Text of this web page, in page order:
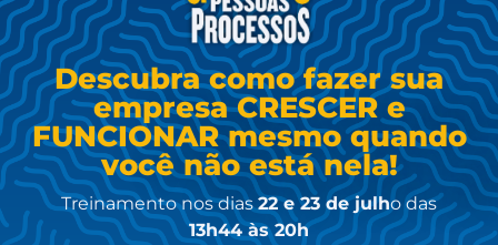
Descubra como fazer sua
empresa CRESCER e
FUNCIONAR mesmo quando
você não está nela!
Treinamento nos dias22 e 23 de julho das
13h44 às 20h